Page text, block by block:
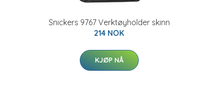
Snickers 9767 Verktøyholder skinn
214 NOK
KJØP NÅ